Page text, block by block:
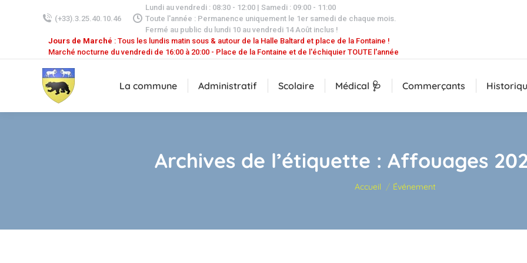
(+33).3.25.40.10.46
Lundi au vendredi : 08:30 - 12:00 | Samedi : 09:00 - 11:00
Toute l'année : Permanence uniquement le 1er samedi de chaque mois.
Fermé au public du lundi 10 au vendredi 14 Août inclus !
Jours de Marché : Tous les lundis matin sous & autour de la Halle Baltard et place de la Fontaine !
Marché nocturne du vendredi de 16:00 à 20:00 - Place de la Fontaine et de l'échiquier TOUTE l'année
La commune Administratif Scolaire Médical 🩺 Commerçants
Archives de l’étiquette : Affouages
Vous êtes ici :
Accueil Événement